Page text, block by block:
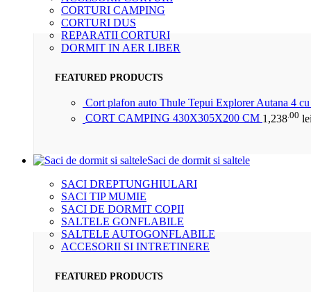
CORTURI CAMPING
CORTURI DUS
REPARATII CORTURI
DORMIT IN AER LIBER
FEATURED PRODUCTS
Cort plafon auto Thule Tepui Explorer Autana 4
CORT CAMPING 430X305X200 CM 1,238 .00
Saci de dormit si saltele
SACI DREPTUNGHIULARI
SACI TIP MUMIE
SACI DE DORMIT COPII
SALTELE GONFLABILE
SALTELE AUTOGONFLABILE
ACCESORII SI INTRETINERE
FEATURED PRODUCTS